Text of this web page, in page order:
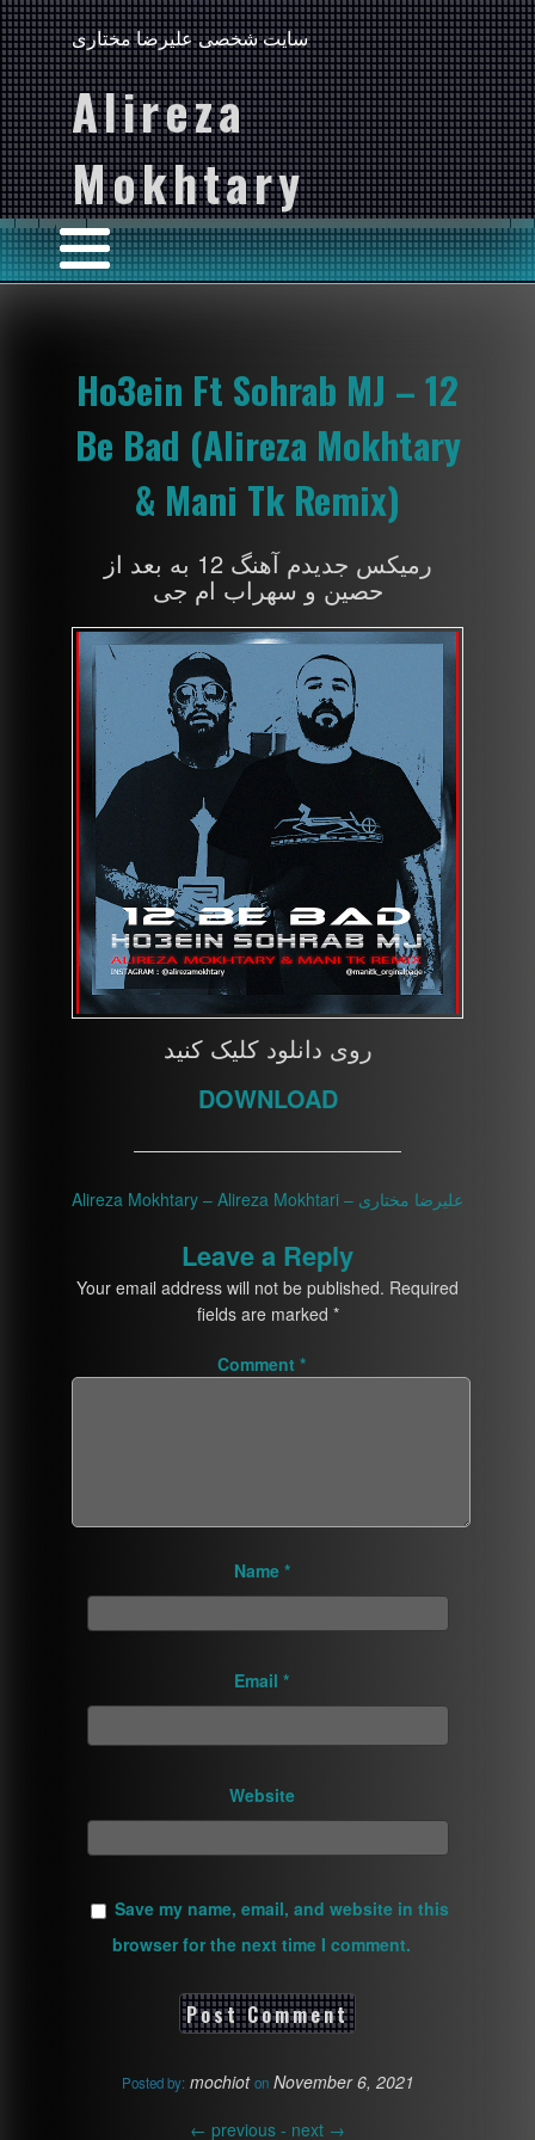
سایت شخصی علیرضا مختاری
Alireza
Mokhtary
Ho3ein Ft Sohrab MJ – 12
Be Bad (Alireza Mokhtary
& Mani Tk Remix)
رمیکس جدیدم آهنگ 12 به بعد از
حصین و سهراب ام جی
روی دانلود کلیک کنید
DOWNLOAD
————————————————
Alireza Mokhtary – Alireza Mokhtari – علیرضا مختاری
Leave a Reply
Your email address will not be published. Required
fields are marked *
Comment *
Name *
Email *
Website
Save my name, email, and website in this
browser for the next time I comment.
Posted by: mochiot on November 6, 2021
← previous - next →